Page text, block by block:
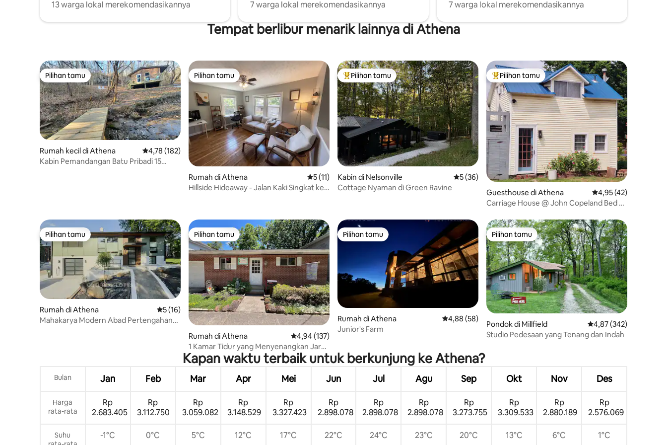
13 warga lokal merekomendasikannya
7 warga lokal merekomendasikannya
7 warga lokal merekomendasikannya
Tempat berlibur menarik lainnya di Athena
Pilihan tamu
Pilihan tamu
Rumah kecil di Athena Nilai rata-rata 4,78 dari 5, 182 ulasan
4,78 (182)
Kabin Pemandangan Batu Pribadi 15
Pilihan tamu
Pilihan tamu
Rumah di Athena Nilai rata-rata 5 dari 5, 11 ulasan
5 (11)
Hillside Hideaway - Jalan Kaki Singkat ke
Pilihan tamu terpopuler
Pilihan tamu
Kabin di Nelsonville Nilai rata-rata 5 dari 5, 36 ulasan
5 (36)
Cottage Nyaman di Green Ravine
Pilihan tamu terpopuler
Pilihan tamu
Guesthouse di Athena Nilai rata-rata 4,95
4,95 (42)
Carriage House @ John Copeland Bed &
Pilihan tamu
Pilihan tamu
Rumah di Athena Nilai rata-rata 5 dari 5, 16 ulasan
5 (16)
Mahakarya Modern Abad Pertengahan
Pilihan tamu
Pilihan tamu
Rumah di Athena Nilai rata-rata 4,94 dari 5, 137 ulasan
4,94 (137)
1 Kamar Tidur yang Menyenangkan Jarak
Berjalan kaki ke Kampus
Pilihan tamu
Pilihan tamu
Rumah di Athena Nilai rata-rata 4,88 dari 5, 58 ulasan
4,88 (58)
Junior's Farm
Pilihan tamu
Pilihan tamu
Pondok di Millfield Nilai rata-rata 4,87 dari
4,87 (342)
Studio Pedesaan yang Tenang dan Indah
Kapan waktu terbaik untuk berkunjung ke Athena?
Bulan Jan Feb Mar Apr Mei Jun Jul Agu Sep Okt Nov Des
Harga
rata-rata
Rp
2.683.405
Rp
3.112.750
Rp
3.059.082
Rp
3.148.529
Rp
3.327.423
Rp
2.898.078
Rp
2.898.078
Rp
2.898.078
Rp
3.273.755
Rp
3.309.533
Rp
2.880.189
Rp
2.576.069
Suhu
-1°C 0°C 5°C 12°C 17°C 22°C 24°C 23°C 20°C 13°C 6°C 1°C